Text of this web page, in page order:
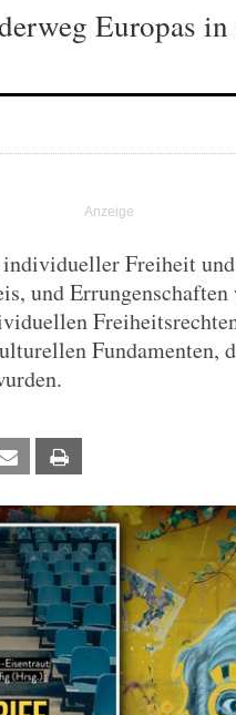
Europas
Freiheit
und
Fundamenten,
Email